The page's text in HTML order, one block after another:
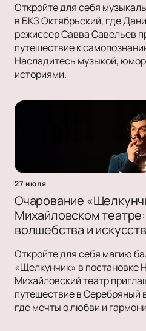
Откройте для себя
в БКЗ Октябрьский, где
режиссер Савва Савельев
путешествие к
Насладитесь музыкой,
историями.
27 июля
Очарование
Михайловском
волшебства и
Откройте для себя магию
«Щелкунчик» в постановке
Михайловский театр
путешествие в Серебряный
где мечты о любви и